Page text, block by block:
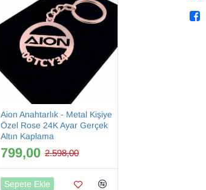
Aion Anahtarlık - Metal Kişiye
Özel Rose 24K Ayar Gerçek
Altın Kaplama
799,00 2.598,00
Sepete Ekle